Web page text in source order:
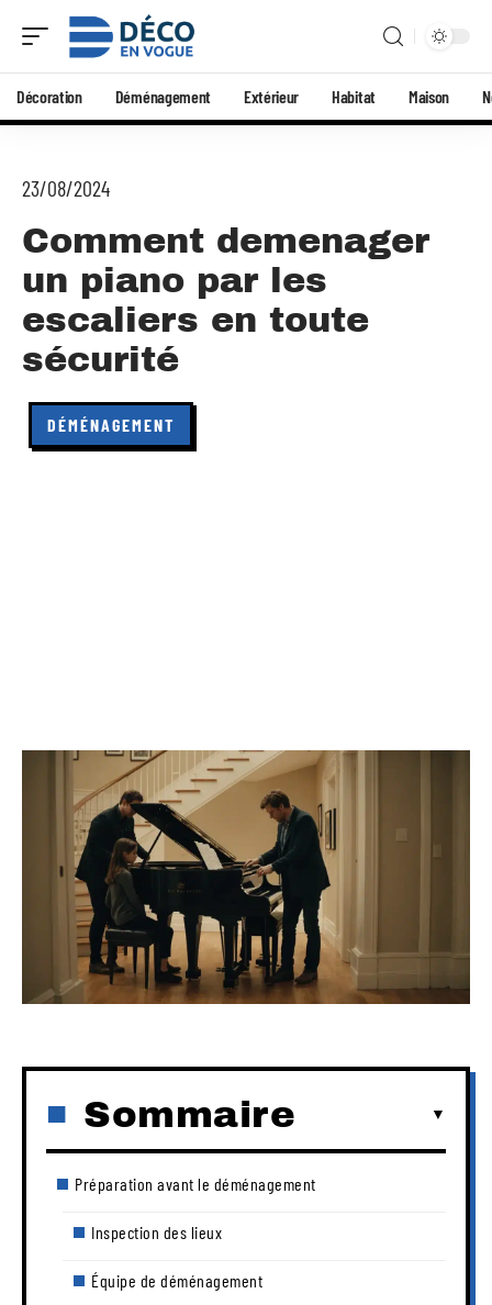
Décoration Déménagement Extérieur Habitat Maison
23/08/2024
Comment demenager
un piano par les
escaliers en toute
sécurité
DÉMÉNAGEMENT
Sommaire
Préparation avant le déménagement
Inspection des lieux
Équipe de déménagement